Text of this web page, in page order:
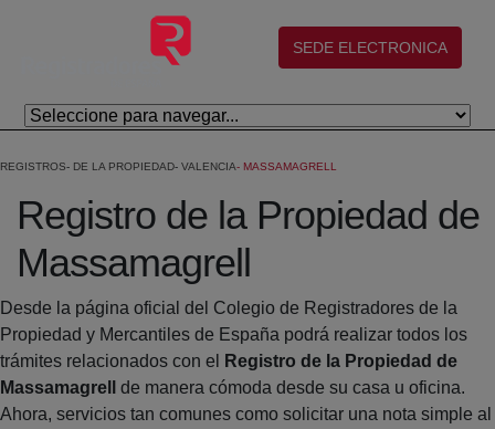
Skip to Main Content
(abre en nueva ventana)
SEDE ELECTRONICA
REGISTROS DE LA PROPIEDAD VALENCIA MASSAMAGRELL
Registro de la Propiedad de
Massamagrell
Desde la página oficial del Colegio de Registradores de la
Propiedad y Mercantiles de España podrá realizar todos los
trámites relacionados con el
Registro de la Propiedad de
Massamagrell
de manera cómoda desde su casa u oficina.
Ahora, servicios tan comunes como solicitar una nota simple al